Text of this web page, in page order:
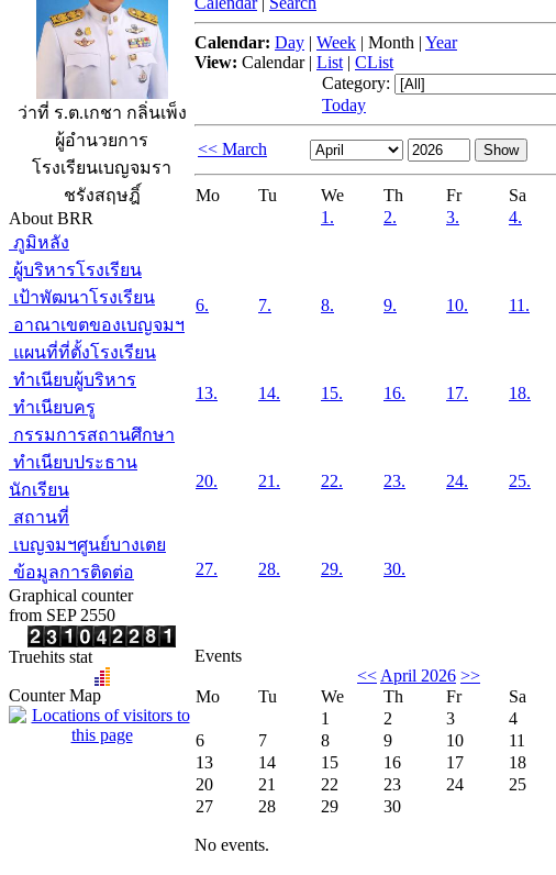
ว่าที่ ร.ต.เกชา กลิ่นเพ็ง
ผู้อำนวยการ
โรงเรียนเบญจมรา
ชรังสฤษฎิ์
About BRR
ภูมิหลัง
ผู้บริหารโรงเรียน
เป้าพัฒนาโรงเรียน
อาณาเขตของเบญจมฯ
แผนที่ที่ตั้งโรงเรียน
ทำเนียบผู้บริหาร
ทำเนียบครู
กรรมการสถานศึกษา
ทำเนียบประธาน
นักเรียน
สถานที่
เบญจมฯศูนย์บางเตย
ข้อมูลการติดต่อ
Graphical counter
from SEP 2550
Truehits stat
Counter Map
Calendar: Day | Week | Month | Year
View: Calendar| List | CList
Category:
Today
<< March
Mo Tu We Th Fr Sa
1.
2. 3. 4.
6. 7. 8. 9. 10. 11.
13. 14. 15. 16. 17. 18.
20. 21. 22. 23. 24. 25.
27. 28. 29. 30.
Events
<< April 2026 >>
Mo
Tu We Th Fr Sa
1
2 3 4
6
7 8 9 10 11
13
14 15 16 17 18
20
21 22 23 24 25
27
28 29 30
No events.